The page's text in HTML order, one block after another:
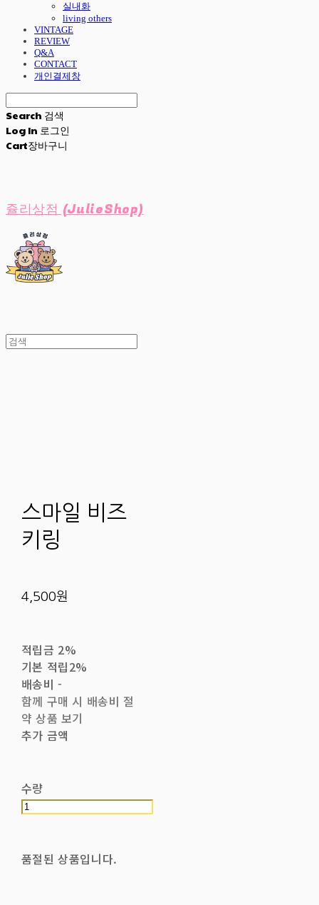
실내화
living others
VINTAGE
REVIEW
Q&A
CONTACT
개인결제창
Search 검색
Log In 로그인
Cart장바구니
쥴리상점 (JulieShop)
스마일 비즈
키링
4,500원
적립금 2%
기본 적립2%
배송비-
함께 구매 시 배송비 절
약 상품 보기
추가 금액
수량
품절된 상품입니다.